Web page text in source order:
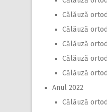
Călăuză
Călăuză
Călăuză
Călăuză
Călăuză
Anul 2022
Călăuză